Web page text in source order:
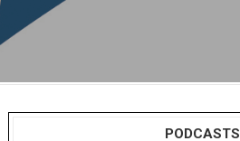
PODCASTS